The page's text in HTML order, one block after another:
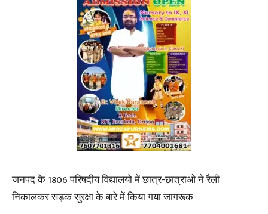
जनपद के 1806 परिषदीय विद्यालयो में छात्र-छात्राओ ने रैली
निकालकर सड़क सुरक्षा के बारे में किया गया जागरूक